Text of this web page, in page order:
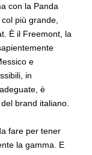
con la Panda
più grande,
È il Freemont, la
e
in
è
brand italiano.
fare per tener
la gamma. E